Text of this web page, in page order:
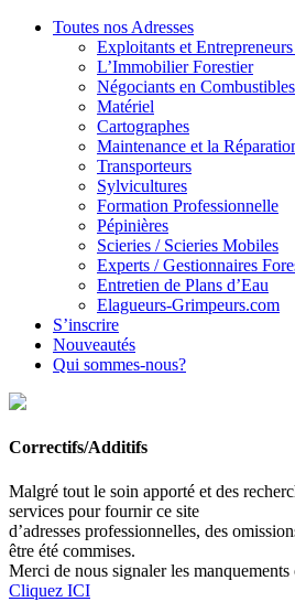
Toutes nos Adresses
Exploitants et
L’Immobilier Forestier
Négociants en Combustibles
Matériel
Cartographes
Maintenance et la
Transporteurs
Sylvicultures
Formation Professionnelle
Pépinières
Scieries / Scieries Mobiles
Experts / Gestionnaires
Entretien de Plans d’Eau
Elagueurs-Grimpeurs.com
S’inscrire
Nouveautés
Qui sommes-nous?
Correctifs/Additifs
Malgré tout le soin apporté et des
services pour fournir ce site
d’adresses professionnelles, des
être été commises.
Merci de nous signaler les manquements
Cliquez ICI